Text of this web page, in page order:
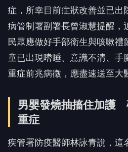
症，所幸目前症狀改善並已出
病管制署副署長曾淑慧提醒，
民眾應做好手部衛生與咳嗽禮
童已出現嗜睡、意識不清、手
重症前兆病徵，應盡速送至大
男嬰發燒抽搐住加護
重症
疾管署防疫醫師林詠青說，這